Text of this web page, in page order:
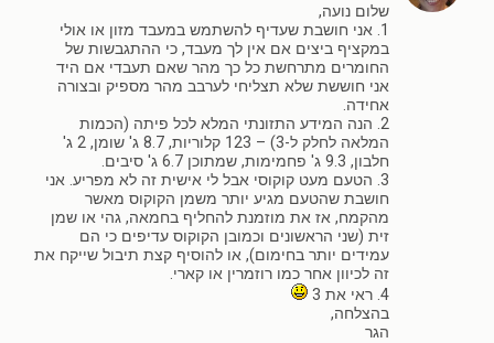
שלום נועה,
1. אני חושבת שעדיף להשתמש במעבד מזון או אולי
במקציף ביצים אם אין לך מעבד, כי ההתגבשות של
החומרים מתרחשת כל כך מהר שאם תעבדי אם היד
אני חוששת שלא תצליחי לערבב מהר מספיק ובצורה
אחידה.
2. הנה המידע התזונתי המלא לכל פיתה (הכמות
המלאה לחלק ל-3) – 123 קלוריות, 8.7 ג' שומן, 2 ג'
חלבון, 9.3 ג' פחמימות, שמתוכן 6.7 ג' סיבים.
3. הטעם מעט קוקוסי אבל לי אישית זה לא מפריע. אני
חושבת שהטעם מגיע יותר משמן הקוקוס מאשר
מהקמח, אז את מוזמנת להחליף בחמאה, גהי או שמן
זית (שני הראשונים וכמובן הקוקוס עדיפים כי הם
עמידים יותר בחימום), או להוסיף קצת תיבול שייקח את
זה לכיוון אחר כמו רוזמרין או קארי.
4. ראי את 3
בהצלחה,
הגר